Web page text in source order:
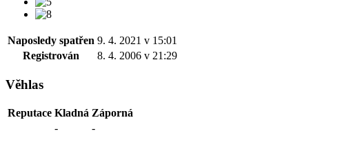
Naposledy spatřen 9. 4. 2021 v 15:01
Registrován
8. 4. 2006 v 21:29
Věhlas
Reputace Kladná Záporná
-
-